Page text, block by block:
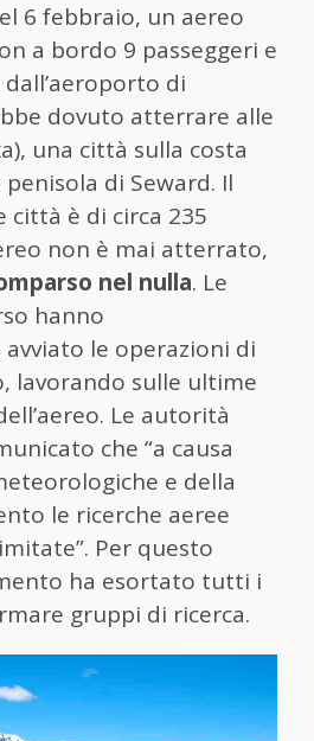
6 febbraio, un aereo
a bordo 9 passeggeri e
di
dovuto atterrare alle
una città sulla costa
di Seward. Il
è di circa 235
non è mai atterrato,
nel nulla. Le
hanno
le operazioni di
lavorando sulle ultime
Le autorità
che “a causa
e della
le ricerche aeree
Per questo
ha esortato tutti i
gruppi di ricerca.